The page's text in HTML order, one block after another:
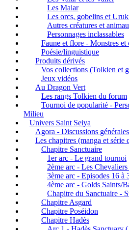
Les Maiar
Les orcs, gobelins et
Autres créatures et
Personnages inclassables
Faune et flore - Monstres et
Poésie/linguistique
Produits dérivés
Vos collections (Tolkien et
Jeux vidéos
Au Dragon Vert
Les rangs Tolkien du forum
Tournoi de popularité -
Milieu
Univers Saint Seiya
Agora - Discussions générales
Les chapitres (manga et série
Chapitre Sanctuaire
1er arc - Le grand tournoi
2ème arc - Les
3ème arc - Episodes 16 à
4ème arc - Golds Saints/
Chapitre du Sanctuaire -
Chapitre Asgard
Chapitre Poséidon
Chapitre Hadès